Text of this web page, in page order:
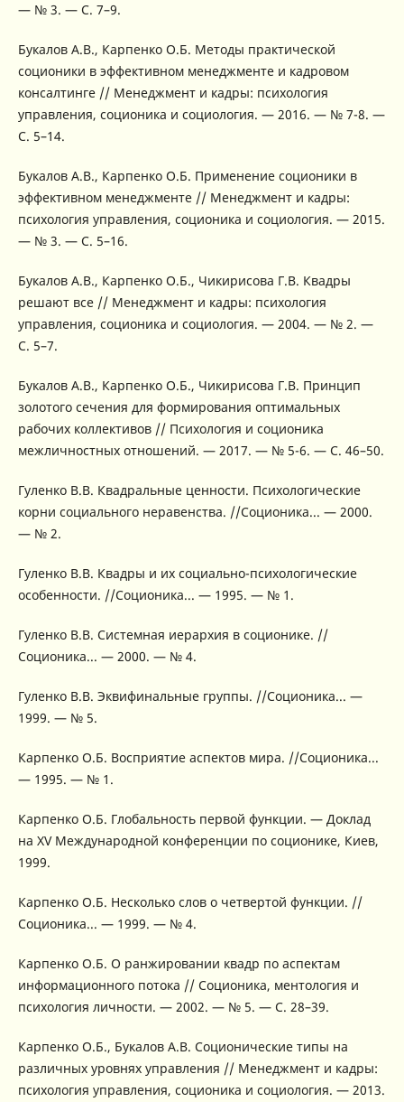
— № 3. — С. 7–9.
Букалов А.В., Карпенко О.Б. Методы практической
соционики в эффективном менеджменте и кадровом
консалтинге // Менеджмент и кадры: психология
управления, соционика и социология. — 2016. — № 7-8. —
С. 5–14.
Букалов А.В., Карпенко О.Б. Применение соционики в
эффективном менеджменте // Менеджмент и кадры:
психология управления, соционика и социология. — 2015.
— № 3. — С. 5–16.
Букалов А.В., Карпенко О.Б., Чикирисова Г.В. Квадры
решают все // Менеджмент и кадры: психология
управления, соционика и социология. — 2004. — № 2. —
С. 5–7.
Букалов А.В., Карпенко О.Б., Чикирисова Г.В. Принцип
золотого сечения для формирования оптимальных
рабочих коллективов // Психология и соционика
межличностных отношений. — 2017. — № 5-6. — С. 46–50.
Гуленко В.В. Квадральные ценности. Психологические
корни социального неравенства. //Соционика... — 2000.
— № 2.
Гуленко В.В. Квадры и их социально-психологические
особенности. //Соционика... — 1995. — № 1.
Гуленко В.В. Системная иерархия в соционике. //
Соционика... — 2000. — № 4.
Гуленко В.В. Эквифинальные группы. //Соционика... —
1999. — № 5.
Карпенко О.Б. Восприятие аспектов мира. //Соционика...
— 1995. — № 1.
Карпенко О.Б. Глобальность первой функции. — Доклад
на XV Международной конференции по соционике, Киев,
1999.
Карпенко О.Б. Несколько слов о четвертой функции. //
Соционика... — 1999. — № 4.
Карпенко О.Б. О ранжировании квадр по аспектам
информационного потока // Соционика, ментология и
психология личности. — 2002. — № 5. — С. 28–39.
Карпенко О.Б., Букалов А.В. Соционические типы на
различных уровнях управления // Менеджмент и кадры:
психология управления, соционика и социология. — 2013.